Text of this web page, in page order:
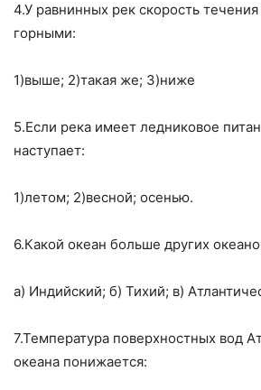
4.У равнинных рек скорость
горными:
1)выше; 2)такая же; 3)ниже
5.Если река имеет ледниковое
наступает:
1)летом; 2)весной; осенью.
6.Какой океан больше других
а) Индийский; б) Тихий; в)
7.Температура поверхностных вод
океана понижается: